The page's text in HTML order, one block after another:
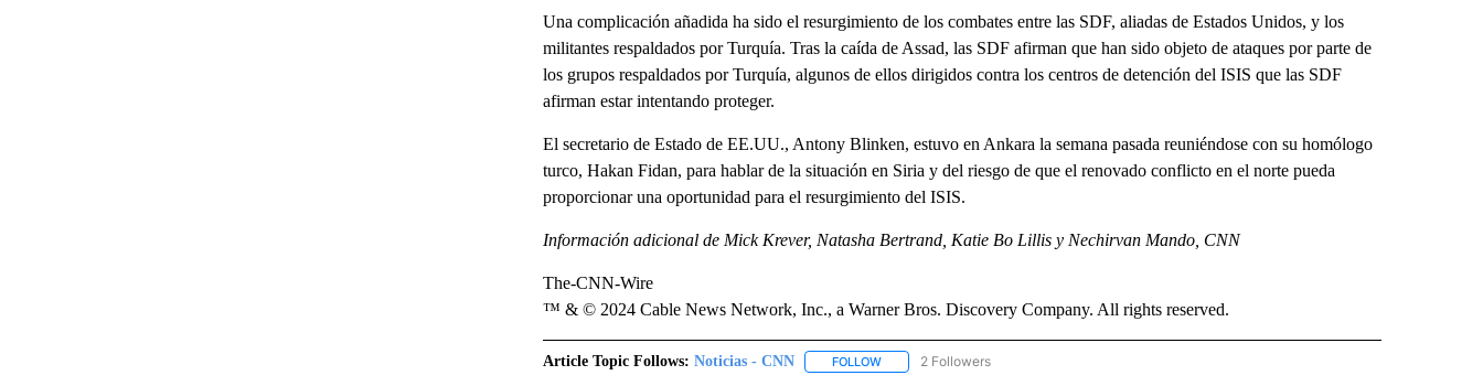
Una complicación añadida ha sido el resurgimiento de los combates entre las SDF, aliadas de Estados Unidos, y los
militantes respaldados por Turquía. Tras la caída de Assad, las SDF afirman que han sido objeto de ataques por parte de
los grupos respaldados por Turquía, algunos de ellos dirigidos contra los centros de detención del ISIS que las SDF
afirman estar intentando proteger.
El secretario de Estado de EE.UU., Antony Blinken, estuvo en Ankara la semana pasada reuniéndose con su homólogo
turco, Hakan Fidan, para hablar de la situación en Siria y del riesgo de que el renovado conflicto en el norte pueda
proporcionar una oportunidad para el resurgimiento del ISIS.
Información adicional de Mick Krever, Natasha Bertrand, Katie Bo Lillis y Nechirvan Mando, CNN
The-CNN-Wire
™ & © 2024 Cable News Network, Inc., a Warner Bros. Discovery Company. All rights reserved.
Article Topic Follows: Noticias - CNN FOLLOWFOLLOW "NOTICIAS - CNN" TO RECEIVE NOTIFICATIONS ABOUT NEW PAGES ON "NOTICIAS - CNN".
2 Followers